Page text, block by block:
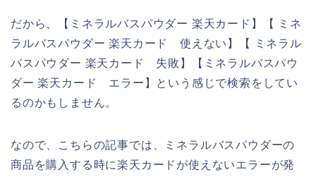
だから、【ミネラルバスパウダー 楽天カード】【 ミネ
ラルバスパウダー 楽天カード 使えない】【 ミネラル
バスパウダー 楽天カード 失敗】【ミネラルバスパウ
ダー 楽天カード エラー】という感じで検索をしてい
るのかもしません。
なので、こちらの記事では、ミネラルバスパウダーの
商品を購入する時に楽天カードが使えないエラーが発